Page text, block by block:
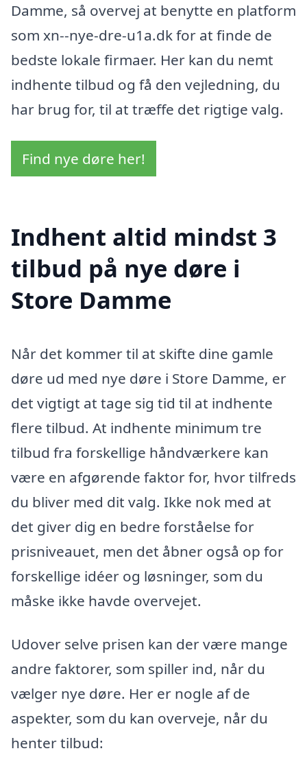
Damme, så overvej at benytte en platform
som xn--nye-dre-u1a.dk for at finde de
bedste lokale firmaer. Her kan du nemt
indhente tilbud og få den vejledning, du
har brug for, til at træffe det rigtige valg.
Find nye døre her!
Indhent altid mindst 3
tilbud på nye døre i
Store Damme
Når det kommer til at skifte dine gamle
døre ud med nye døre i Store Damme, er
det vigtigt at tage sig tid til at indhente
flere tilbud. At indhente minimum tre
tilbud fra forskellige håndværkere kan
være en afgørende faktor for, hvor tilfreds
du bliver med dit valg. Ikke nok med at
det giver dig en bedre forståelse for
prisniveauet, men det åbner også op for
forskellige idéer og løsninger, som du
måske ikke havde overvejet.
Udover selve prisen kan der være mange
andre faktorer, som spiller ind, når du
vælger nye døre. Her er nogle af de
aspekter, som du kan overveje, når du
henter tilbud: